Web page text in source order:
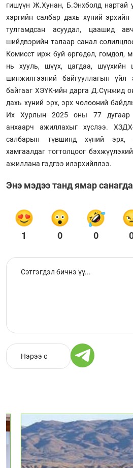
гишүүн Ж.Хунан, Б.Энхболд нартай
хэргийн салбар дахь хүний
тулгамдсан асуудал, цаашид
шийдвэрийн талаар санал
Комисст ирж буй өргөдөл, гомдол,
нь хууль, шүүх, цагдаа, шүүхийн
шинжилгээний байгууллагын үйл
байгааг ХЭҮК-ийн дарга Д.Сүнжид
дахь хүний эрх, эрх чөлөөний
Их Хурлын 2025 оны 77 дугаар
анхаарч ажиллахыг хүслээ.
салбарын түвшинд хүний эрх,
хамгаалдаг тогтолцоог
ажиллана гэдгээ илэрхийллээ.
Энэ мэдээ танд ямар
1 0 0